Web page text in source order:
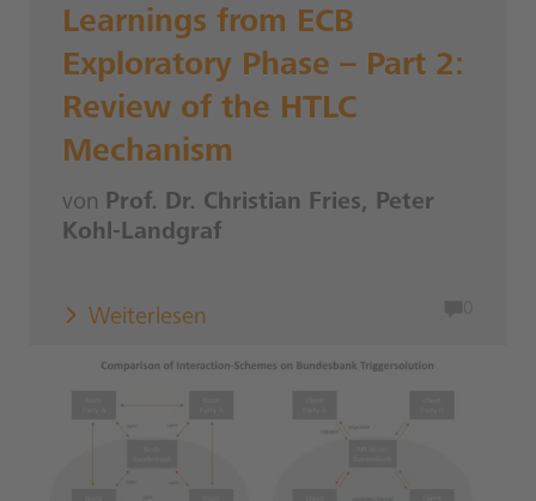
Learnings from ECB
Exploratory Phase – Part 2:
Review of the HTLC
Mechanism
von Prof. Dr. Christian Fries, Peter
Kohl-Landgraf
Weiterlesen